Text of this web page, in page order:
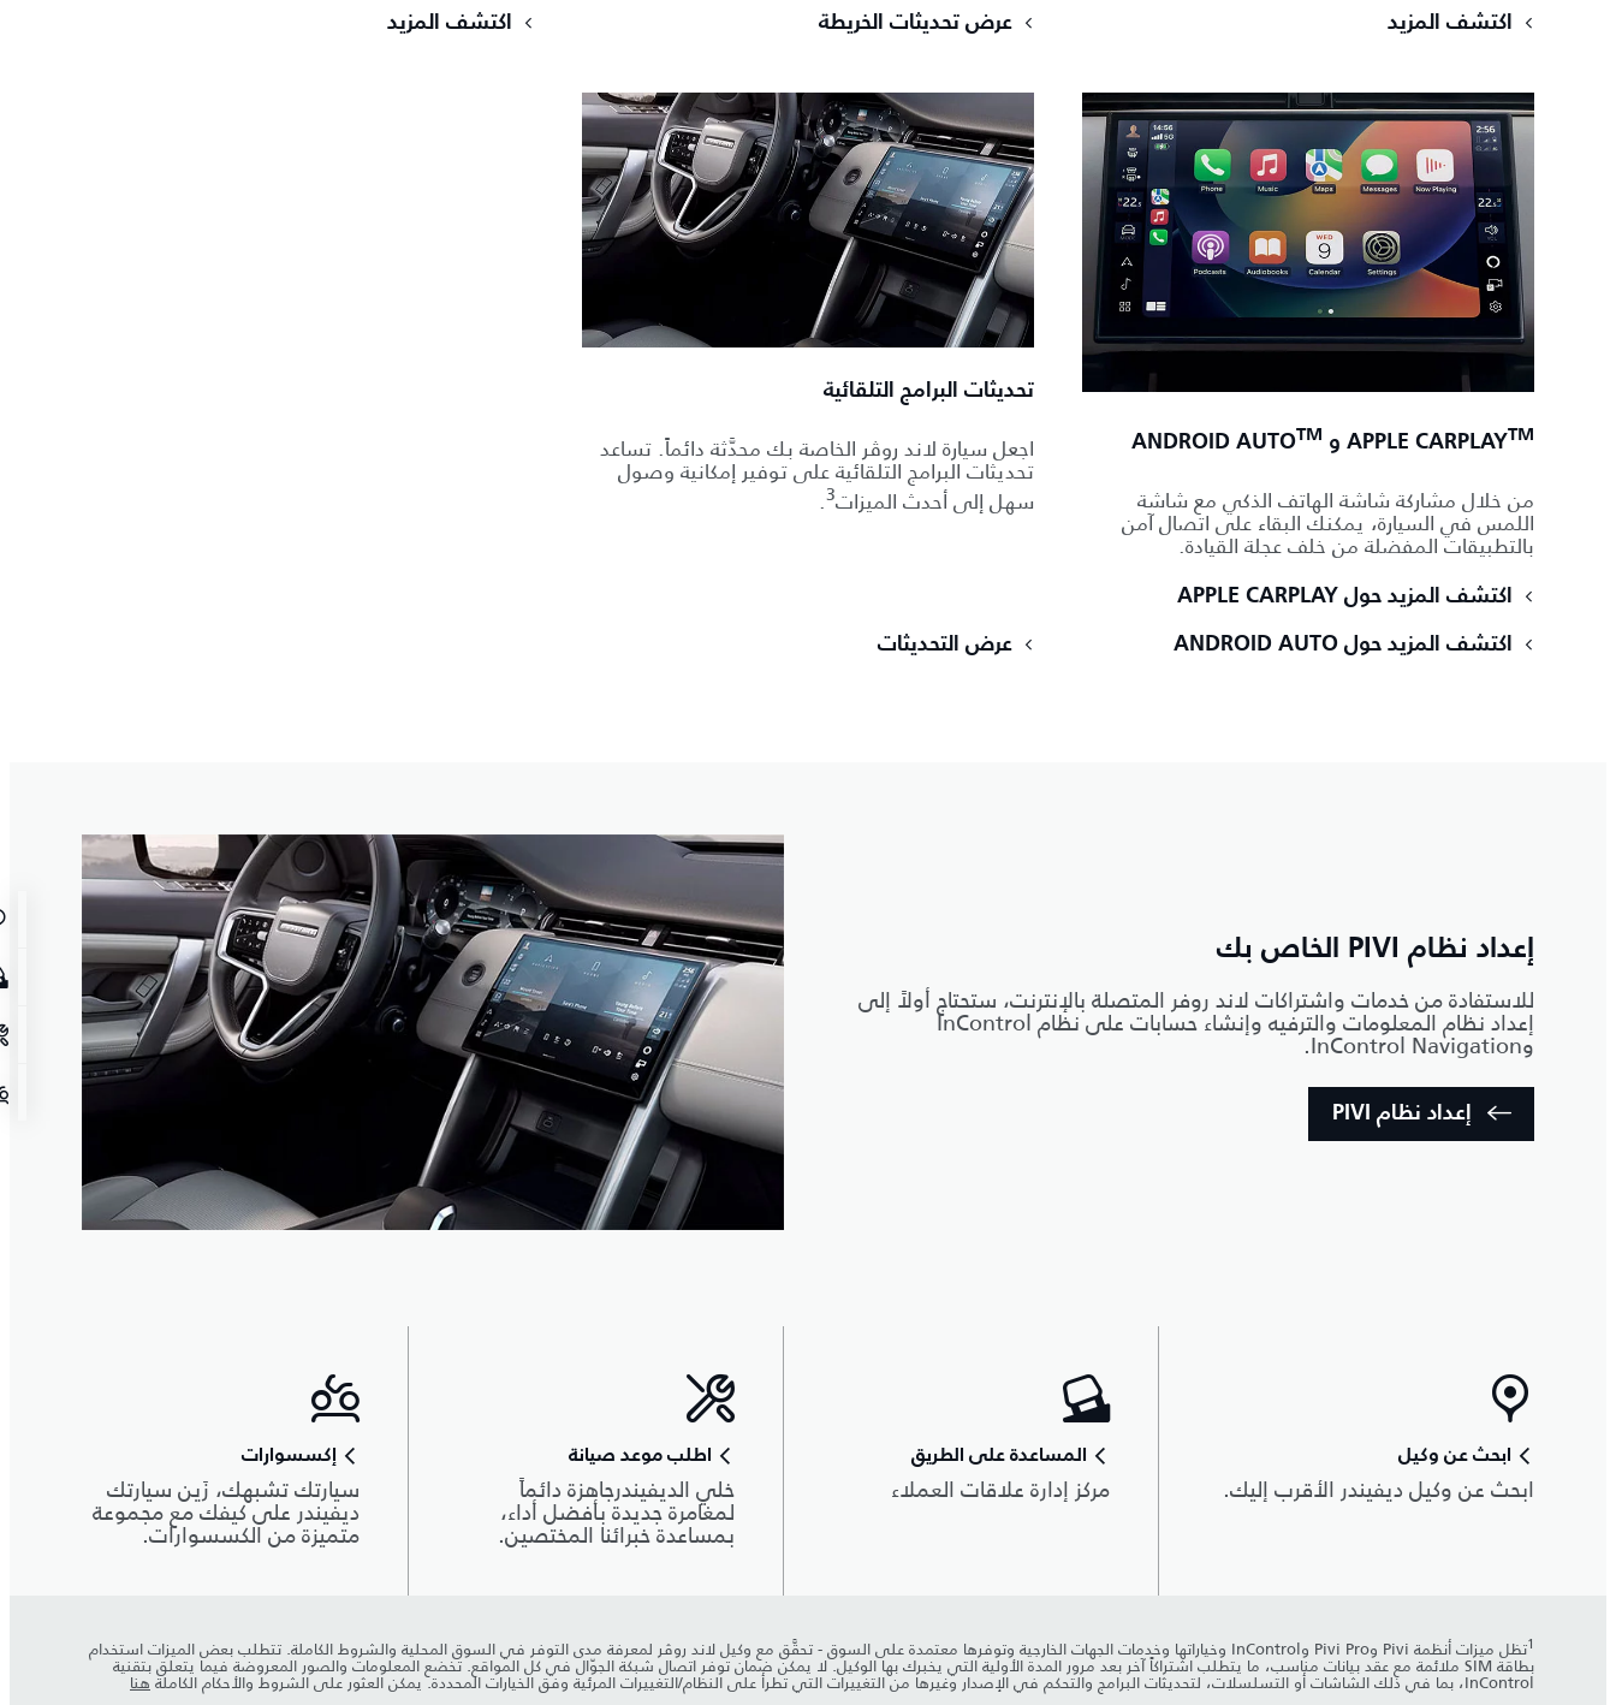
اكتشف المزيد عرض تحديثات الخريطة اكتشف المزيد
APPLE CARPLAYTM و ANDROID AUTO TM
من خلال مشاركة شاشة الهاتف الذكي مع شاشة
اللمس في السيارة، يمكنك البقاء على اتصال آمن
بالتطبيقات المفضلة من خلف عجلة القيادة.
اكتشف المزيد حول APPLE CARPLAY
اكتشف المزيد حول ANDROID AUTO
تحديثات البرامج التلقائية
اجعل سيارة لاند روڤر الخاصة بك محدَّثة دائماً. تساعد
تحديثات البرامج التلقائية على توفير إمكانية وصول
سهل إلى أحدث الميزات3
.
عرض التحديثات
إعداد نظام PIVI الخاص بك
للاستفادة من خدمات واشتراكات لاند روفر المتصلة بالإنترنت، ستحتاج أولاً إلى
إعداد نظام المعلومات والترفيه وإنشاء حسابات على نظام InControl
وInControl Navigation.
إعداد نظام PIVI
ابحث عن وكيل
ابحث عن وكيل ديفيندر الأقرب إليك.
المساعدة على الطريق
مركز إدارة علاقات العملاء
اطلب موعد صيانة
خلي الديفيندرجاهزة دائماً
لمغامرة جديدة بأفضل أداء،
بمساعدة خبرائنا المختصين.
إكسسوارات
سيارتك تشبهك، زَين سيارتك
ديفيندر على كيفك مع مجموعة
متميزة من الكسسوارات.
1 تظل ميزات أنظمة Pivi وPivi Pro وInControl وخياراتها وخدمات الجهات الخارجية وتوفرها معتمدة على السوق - تحقَّق مع وكيل لاند روڤر لمعرفة مدى التوفر في السوق المحلية والشروط الكاملة. تتطلب بعض الميزات استخدام
بطاقة SIM ملائمة مع عقد بيانات مناسب، ما يتطلب اشتراكاً آخر بعد مرور المدة الأولية التي يخبرك بها الوكيل. لا يمكن ضمان توفر اتصال شبكة الجوّال في كل المواقع. تخضع المعلومات والصور المعروضة فيما يتعلق بتقنية
InControl، بما في ذلك الشاشات أو التسلسلات، لتحديثات البرامج والتحكم في الإصدار وغيرها من التغييرات التي تطرأ على النظام/التغييرات المرئية وفق الخيارات المحددة. يمكن العثور على الشروط والأحكام الكاملة هنا